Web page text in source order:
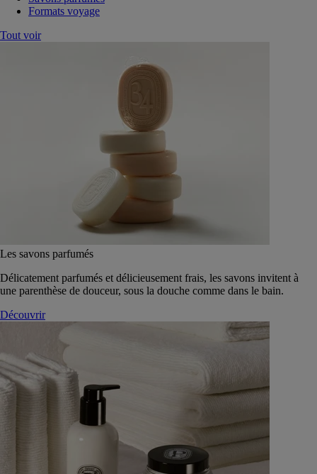
Formats voyage
Tout voir
Les savons parfumés
Délicatement parfumés et délicieusement frais, les savons invitent à
une parenthèse de douceur, sous la douche comme dans le bain.
Découvrir